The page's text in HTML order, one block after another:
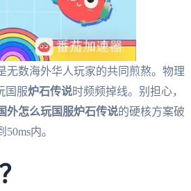
无数海外华人玩家的共同煎熬。物理
国服炉石传说时频频掉线。别担心，
外怎么玩国服炉石传说的硬核方案破
内。